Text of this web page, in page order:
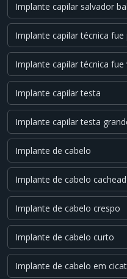
Implante capilar salvador
Implante capilar técnica fue
Implante capilar técnica fue
Implante capilar testa
Implante capilar testa
Implante de cabelo
Implante de cabelo
Implante de cabelo crespo
Implante de cabelo curto
Implante de cabelo em